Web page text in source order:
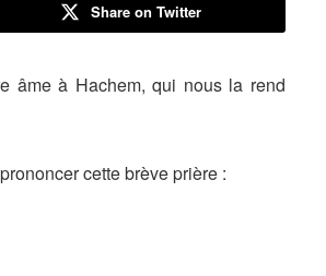
Share on Twitter
âme à Hachem, qui nous la rend
cette brève prière :